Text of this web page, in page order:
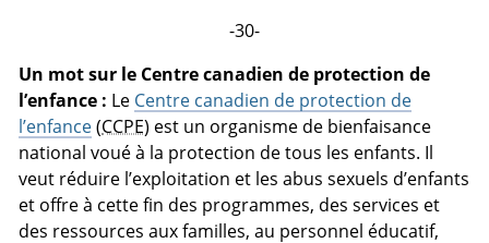
-30-
Un mot sur le Centre canadien de protection de
l’enfance : Le Centre canadien de protection de
l’enfance(CCPE) est un organisme de bienfaisance
national voué à la protection de tous les enfants. Il
veut réduire l’exploitation et les abus sexuels d’enfants
et offre à cette fin des programmes, des services et
des ressources aux familles, au personnel éducatif,